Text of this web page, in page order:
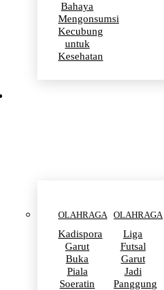
Bahaya
Mengonsumsi
Kecubung
untuk
Kesehatan
OLAHRAGA
Kadispora
Garut
Buka
Piala
Soeratin
OLAHRAGA
Liga
Futsal
Garut
Jadi
Panggung